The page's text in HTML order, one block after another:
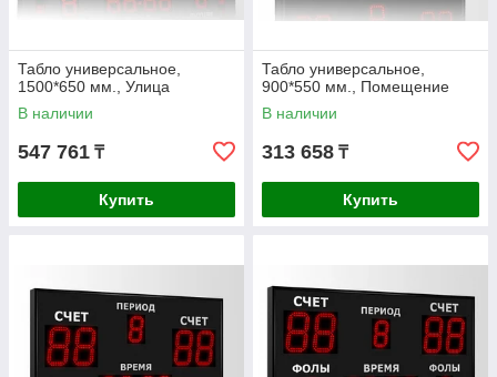
Табло универсальное,
1500*650 мм., Улица
В наличии
547 761 ₸
Купить
Табло универсальное,
900*550 мм., Помещение
В наличии
313 658 ₸
Купить